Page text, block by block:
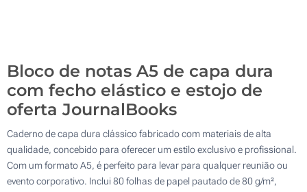
Bloco de notas A5 de capa dura
com fecho elástico e estojo de
oferta JournalBooks
Caderno de capa dura clássico fabricado com materiais de alta
qualidade, concebido para oferecer um estilo exclusivo e profissional.
Com um formato A5, é perfeito para levar para qualquer reunião ou
evento corporativo. Inclui 80 folhas de papel pautado de 80 g/m²,